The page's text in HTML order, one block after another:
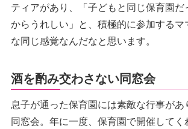
ティアがあり、「子どもと同じ保育園だ
からうれしい」と、積極的に参加するマ
な同じ感覚なんだなと思います。
酒を酌み交わさない同窓会
息子が通った保育園には素敵な行事があ
同窓会。年に一度、保育園で開催してく